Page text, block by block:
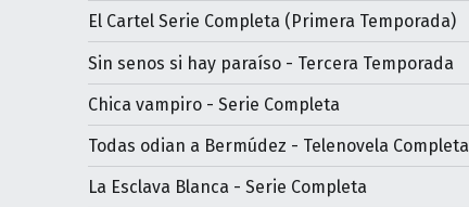
El Cartel Serie Completa (Primera Temporada)
Sin senos si hay paraíso - Tercera Temporada
Chica vampiro - Serie Completa
Todas odian a Bermúdez - Telenovela Completa
La Esclava Blanca - Serie Completa